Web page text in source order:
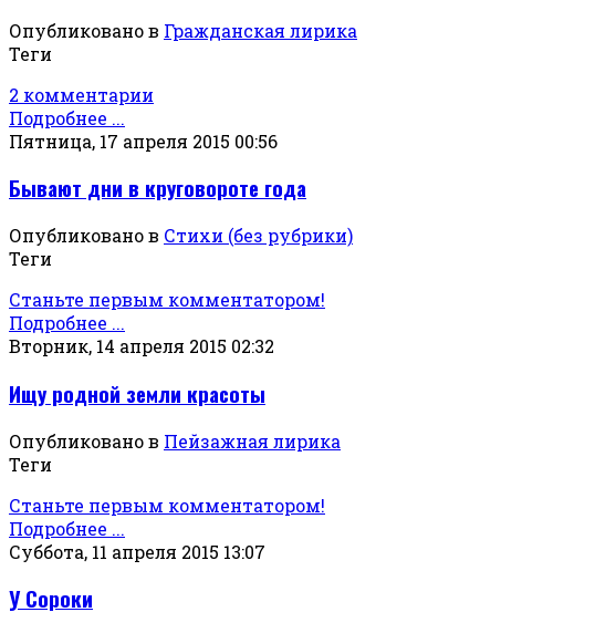
Опубликовано в Гражданская лирика
Теги
2 комментарии
Подробнее ...
Пятница, 17 апреля 2015 00:56
Бывают дни в круговороте года
Опубликовано в Стихи (без рубрики)
Теги
Станьте первым комментатором!
Подробнее ...
Вторник, 14 апреля 2015 02:32
Ищу родной земли красоты
Опубликовано в Пейзажная лирика
Теги
Станьте первым комментатором!
Подробнее ...
Суббота, 11 апреля 2015 13:07
У Сороки